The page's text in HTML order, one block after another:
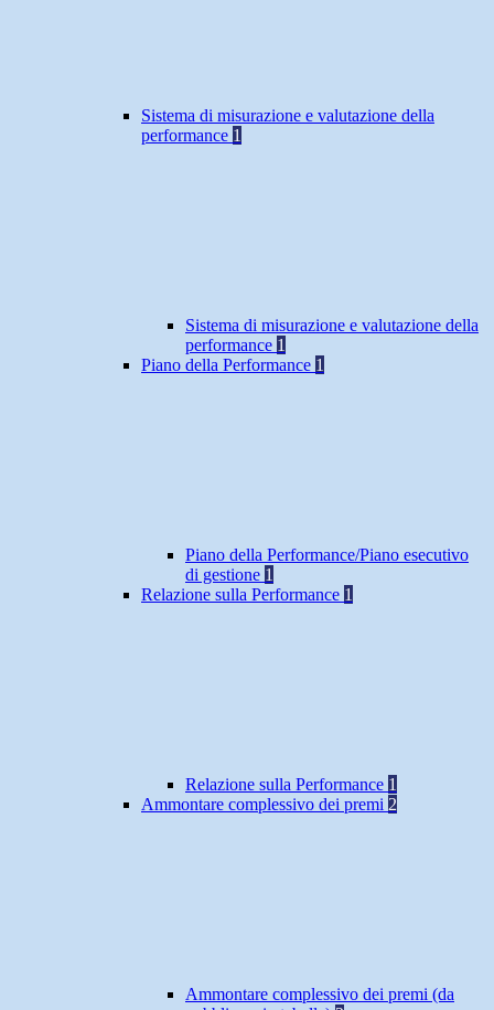
Sistema di misurazione e valutazione della
performance 1
Sistema di misurazione e valutazione della
performance 1
Piano della Performance 1
Piano della Performance/Piano esecutivo
di gestione 1
Relazione sulla Performance 1
Relazione sulla Performance 1
Ammontare complessivo dei premi 2
Ammontare complessivo dei premi (da